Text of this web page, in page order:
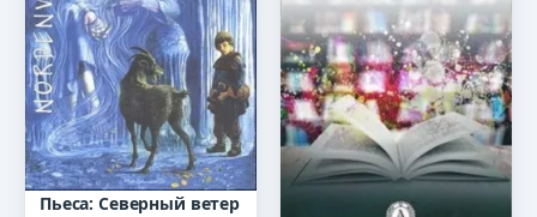
Пьеса: Северный ветер